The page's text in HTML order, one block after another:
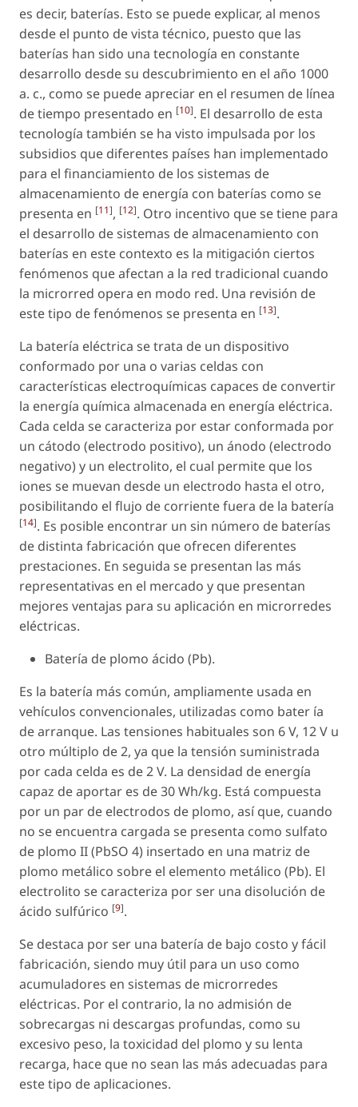
es decir, baterías. Esto se puede explicar, al menos
desde el punto de vista técnico, puesto que las
baterías han sido una tecnología en constante
desarrollo desde su descubrimiento en el año 1000
a. c., como se puede apreciar en el resumen de línea
de tiempo presentado en [10]. El desarrollo de esta
tecnología también se ha visto impulsada por los
subsidios que diferentes países han implementado
para el financiamiento de los sistemas de
almacenamiento de energía con baterías como se
presenta en [11], [12]. Otro incentivo que se tiene para
el desarrollo de sistemas de almacenamiento con
baterías en este contexto es la mitigación ciertos
fenómenos que afectan a la red tradicional cuando
la microrred opera en modo red. Una revisión de
este tipo de fenómenos se presenta en [13].
La batería eléctrica se trata de un dispositivo
conformado por una o varias celdas con
características electroquímicas capaces de convertir
la energía química almacenada en energía eléctrica.
Cada celda se caracteriza por estar conformada por
un cátodo (electrodo positivo), un ánodo (electrodo
negativo) y un electrolito, el cual permite que los
iones se muevan desde un electrodo hasta el otro,
posibilitando el flujo de corriente fuera de la batería
[14]. Es posible encontrar un sin número de baterías
de distinta fabricación que ofrecen diferentes
prestaciones. En seguida se presentan las más
representativas en el mercado y que presentan
mejores ventajas para su aplicación en microrredes
eléctricas.
Batería de plomo ácido (Pb).
Es la batería más común, ampliamente usada en
vehículos convencionales, utilizadas como bater ía
de arranque. Las tensiones habituales son 6 V, 12 V u
otro múltiplo de 2, ya que la tensión suministrada
por cada celda es de 2 V. La densidad de energía
capaz de aportar es de 30 Wh/kg. Está compuesta
por un par de electrodos de plomo, así que, cuando
no se encuentra cargada se presenta como sulfato
de plomo II (PbSO 4) insertado en una matriz de
plomo metálico sobre el elemento metálico (Pb). El
electrolito se caracteriza por ser una disolución de
ácido sulfúrico [9].
Se destaca por ser una batería de bajo costo y fácil
fabricación, siendo muy útil para un uso como
acumuladores en sistemas de microrredes
eléctricas. Por el contrario, la no admisión de
sobrecargas ni descargas profundas, como su
excesivo peso, la toxicidad del plomo y su lenta
recarga, hace que no sean las más adecuadas para
este tipo de aplicaciones.